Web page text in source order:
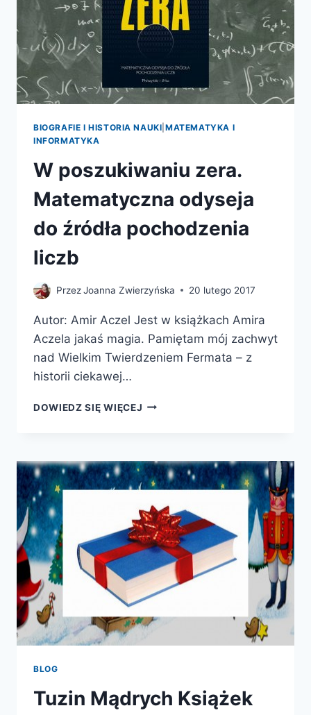
BIOGRAFIE I HISTORIA NAUKI |MATEMATYKA I
INFORMATYKA
W poszukiwaniu zera.
Matematyczna odyseja
do źródła pochodzenia
liczb
PrzezJoanna Zwierzyńska 20 lutego 2017
Autor: Amir Aczel Jest w książkach Amira
Aczela jakaś magia. Pamiętam mój zachwyt
nad Wielkim Twierdzeniem Fermata – z
historii ciekawej…
DOWIEDZ SIĘ WIĘCEJ W
ODYSEJA
DO
ŹRÓDŁA
POCHODZENIA
LICZB
BLOG
Tuzin Mądrych Książek